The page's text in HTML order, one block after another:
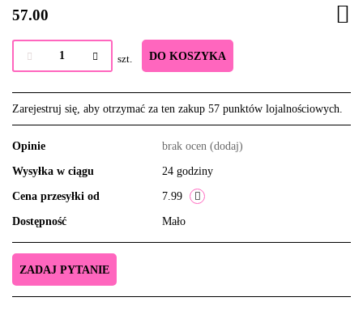
57.00
szt. DO KOSZYKA
Zarejestruj się, aby otrzymać za ten zakup 57 punktów lojalnościowych.
Opinie brak ocen (dodaj)
Wysyłka w ciągu 24 godziny
Cena przesyłki od 7.99
Dostępność Mało
ZADAJ PYTANIE